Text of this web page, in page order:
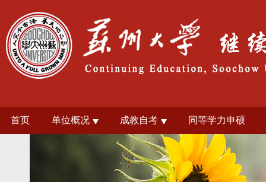
首页 单位概况 成教自考 同等学力申硕